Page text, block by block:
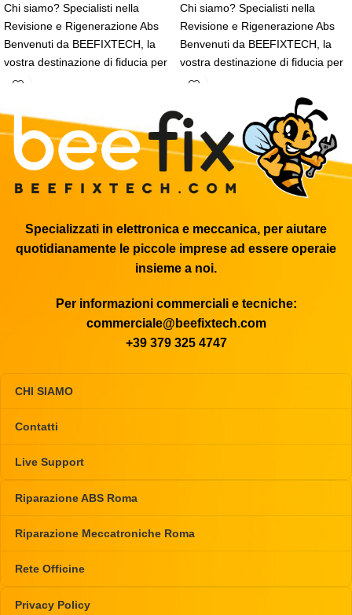
Chi siamo? Specialisti nella
Revisione e Rigenerazione Abs
Benvenuti da BEEFIXTECH, la
vostra destinazione di fiducia per
la rigenerazione, revisione
Chi siamo? Specialisti nella
Revisione e Rigenerazione Abs
Benvenuti da BEEFIXTECH, la
vostra destinazione di fiducia per
la rigenerazione, revisione
Specializzati in elettronica e meccanica, per aiutare
quotidianamente le piccole imprese ad essere operaie
insieme a noi.
Per informazioni commerciali e tecniche:
commerciale@beefixtech.com
+39 379 325 4747
CHI SIAMO
Contatti
Live Support
Riparazione ABS Roma
Riparazione Meccatroniche Roma
Rete Officine
Privacy Policy